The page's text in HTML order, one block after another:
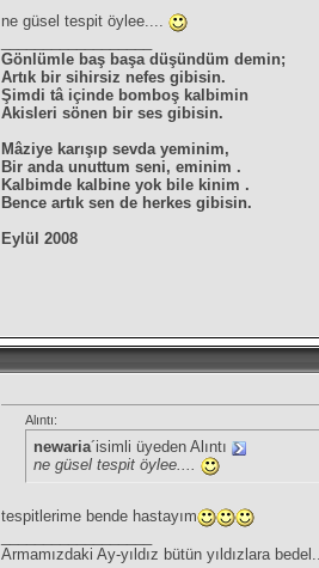
ne güsel tespit öylee....
Gönlümle baş başa düşündüm demin;
Artık bir sihirsiz nefes gibisin.
Şimdi tâ içinde bomboş kalbimin
Akisleri sönen bir ses gibisin.
Mâziye karışıp sevda yeminim,
Bir anda unuttum seni, eminim .
Kalbimde kalbine yok bile kinim .
Bence artık sen de herkes gibisin.
Eylül 2008
Alıntı:
newaria´isimli üyeden Alıntı
ne güsel tespit öylee....
tespitlerime bende hastayım
Armamızdaki Ay-yıldız bütün yıldızlara bedel...